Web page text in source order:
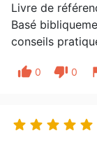
Livre de
Basé
conseils
thumb_up 0 thumb_down 0
    